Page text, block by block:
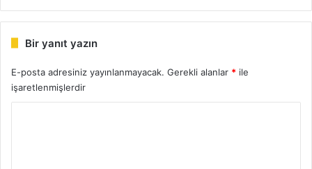
Bir yanıt yazın
E-posta adresiniz yayınlanmayacak. Gerekli alanlar * ile
işaretlenmişlerdir